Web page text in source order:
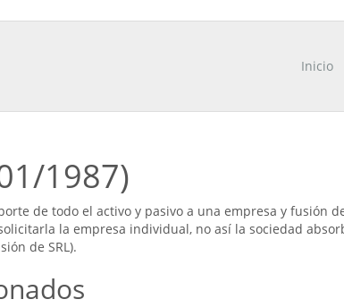
Inicio
1987)
de todo el activo y pasivo a una empresa y fusión
la empresa individual, no así la sociedad
de SRL).